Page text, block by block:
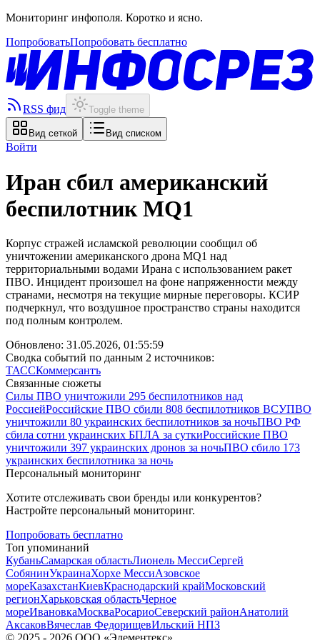
Мониторинг инфополя. Коротко и ясно.
ПопробоватьПопробовать бесплатно
RSS фид Toggle theme
Вид сеткой Вид списком
Войти
Иран сбил американский
беспилотник MQ1
Корпус стражей исламской революции сообщил об
уничтожении американского дрона MQ1 над
территориальными водами Ирана с использованием ракет
ПВО. Инцидент произошел на фоне напряженности между
странами, несмотря на текущие мирные переговоры. КСИР
подчеркнул, что воздушное пространство страны находится
под полным контролем.
Обновлено: 31.05.2026, 01:55:59
Сводка событий по данным 2 источников:
ТАССКоммерсантъ
Связанные сюжеты
Силы ПВО уничтожили 295 беспилотников над
РоссиейРоссийские ПВО сбили 808 беспилотников ВСУПВО
уничтожили 80 украинских беспилотников за ночьПВО РФ
сбила сотни украинских БПЛА за суткиРоссийские ПВО
уничтожили 397 украинских дронов за ночьПВО сбило 173
украинских беспилотника за ночь
Персональный мониторинг
Хотите отслеживать свои бренды или конкурентов?
Настройте персональный мониторинг.
Попробовать бесплатно
Топ упоминаний
КубаньСамарская областьЛионель МессиСергей
СобянинУкраинаХорхе МессиАзовское
мореКазахстанКиевКраснодарский крайМосковский
регионХарьковская областьЧерное
мореИвановкаМоскваРосариоСеверский районАнатолий
АксаковВячеслав ФедорищевИльский НПЗ
© 2025 - 2026 ООО «Элементекс»